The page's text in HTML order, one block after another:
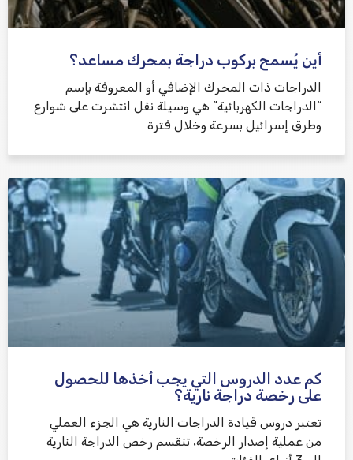
أين يُسمح بركوب دراجة بمحرك مساعد؟
الدراجات ذات المحرك الإضافي أو المعروفة بإسم
“الدراجات الكهربائية” هي وسيلة نقل انتشرت على شوارع
وطرق إسرائيل بسرعة وخلال فترة
كم عدد الدروس التي يجب أخذها للحصول
على رخصة دراجة نارية؟
تعتبر دروس قيادة الدراجات النارية هي الجزء العملي
من عملية إصدار الرخصة، تنقسم رخص الدراجة النارية